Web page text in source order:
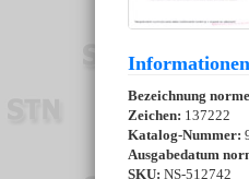
Bezeichnung
Zeichen: 137222
Katalog-Nummer:
Ausgabedatum
SKU: NS-512742